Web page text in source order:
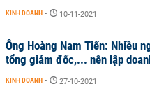
KINH DOANH - 10-11-2021
Ông Hoàng Nam Tiến: Nhiều
tổng giám đốc,... nên lập
KINH DOANH - 27-10-2021